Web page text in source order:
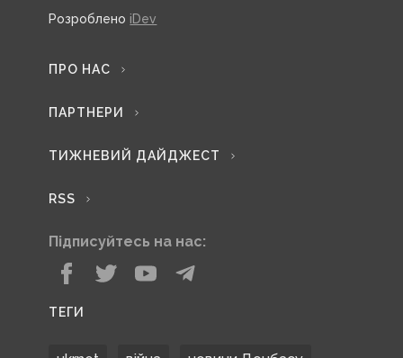
Розроблено iDev
ПРО НАС
ПАРТНЕРИ
ТИЖНЕВИЙ ДАЙДЖЕСТ
RSS
Підписуйтесь на нас:
ТЕГИ